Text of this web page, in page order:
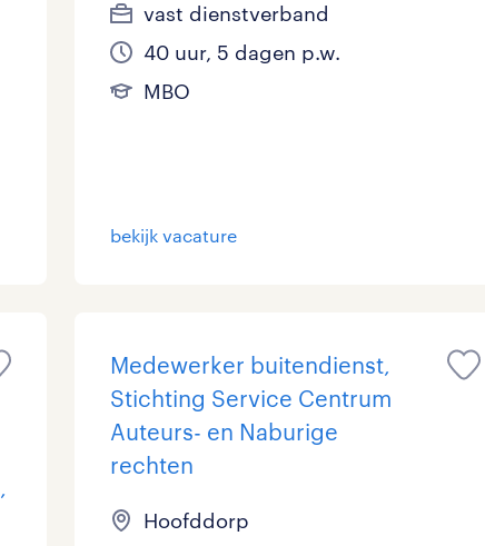
vast dienstverband
40 uur, 5 dagen p.w.
MBO
bekijk vacature
Medewerker buitendienst,
Stichting Service Centrum
Auteurs- en Naburige
rechten
Hoofddorp